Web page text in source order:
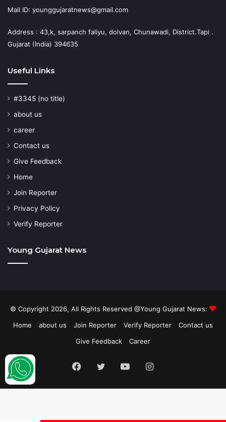
Mail ID: younggujaratnews@gmail.com
Address : 43,k, sarpanch faliyu, dolvan, Chunawadi, District.Tapi .
Gujarat (India) 394635
Useful Links
#3345 (no title)
about us
career
Contact us
Give Feedback
Home
Join Reporter
Privacy Policy
Verify Reporter
Young Gujarat News
© Copyright 2026, All Rights Reserved @Young Gujarat News:
Home
about us Join Reporter Verify Reporter
Contact us
Give Feedback
Career
Facebook
TwitterYouTubeInstagram